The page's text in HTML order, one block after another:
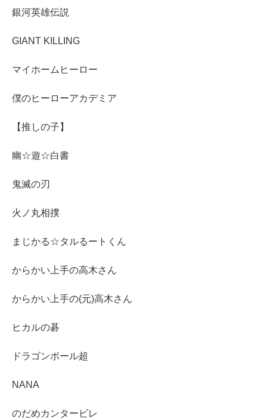
銀河英雄伝説
GIANT KILLING
マイホームヒーロー
僕のヒーローアカデミア
【推しの子】
幽☆遊☆白書
鬼滅の刃
火ノ丸相撲
まじかる☆タルるートくん
からかい上手の高木さん
からかい上手の(元)高木さん
ヒカルの碁
ドラゴンボール超
NANA
のだめカンタービレ